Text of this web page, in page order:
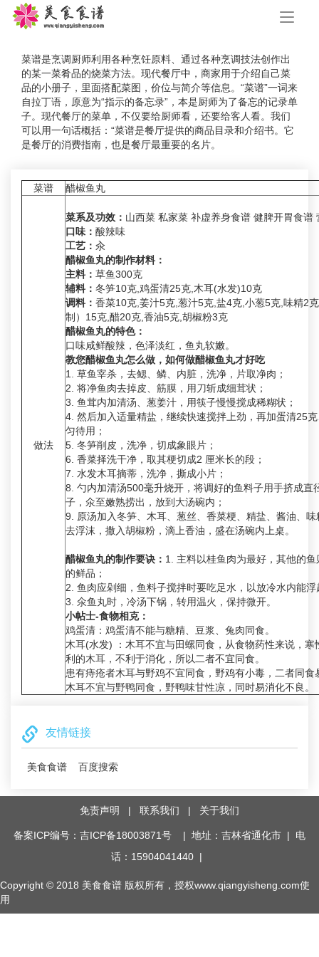
手
菜谱是烹调厨师利用各种烹饪原料、通过各种烹调技法创作出
的某一菜肴品的烧菜方法。现代餐厅中，商家用于介绍自己菜
品的小册子，里面搭配菜图，价位与简介等信息。“菜谱”一词来
自拉丁语，原意为“指示的备忘录”，本是厨师为了备忘的记录单
子。现代餐厅的菜单，不仅要给厨师看，还要给客人看。我们
可以用一句话概括：“菜谱是餐厅提供的商品目录和介绍书。它
是餐厅的消费指南，也是餐厅最重要的名片。
菜谱 醋椒鱼丸
做法
菜系及功效： 山西菜 私家菜 补虚养身食谱 健脾开胃食谱
口味： 酸辣味
工艺： 汆
醋椒鱼丸的制作材料：
主料： 草鱼300克
辅料： 冬笋10克,鸡蛋清25克,木耳(水发)10克
调料： 香菜10克,姜汁5克,葱汁5克,盐4克,小葱5克,味精2
制）15克,醋20克,香油5克,胡椒粉3克
醋椒鱼丸的特色：
口味咸鲜酸辣，色泽淡红，鱼丸软嫩。
教您醋椒鱼丸怎么做，如何做醋椒鱼丸才好吃
1. 草鱼宰杀，去鳃、鳞、内脏，洗净，片取净肉；
2. 将净鱼肉去掉皮、筋膜，用刀斩成细茸状；
3. 鱼茸内加清汤、葱姜汁，用筷子慢慢搅成稀糊状；
4. 然后加入适量精盐，继续快速搅拌上劲，再加蛋清25
匀待用；
5. 冬笋削皮，洗净，切成象眼片；
6. 香菜择洗干净，取其梗切成2 厘米长的段；
7. 水发木耳摘蒂，洗净，撕成小片；
8. 勺内加清汤500毫升烧开，将调好的鱼料子用手挤成直
子，氽至嫩熟捞出，放到大汤碗内；
9. 原汤加入冬笋、木耳、葱丝、香菜梗、精盐、酱油、
去浮沫，撒入胡椒粉，滴上香油，盛在汤碗内上桌。
醋椒鱼丸的制作要诀： 1. 主料以桂鱼肉为最好，其他的
的鲜品；
2. 鱼肉应剁细，鱼料子搅拌时要吃足水，以放冷水内能浮
3. 氽鱼丸时，冷汤下锅，转用温火，保持微开。
小帖士-食物相克：
鸡蛋清：鸡蛋清不能与糖精、豆浆、兔肉同食。
木耳(水发) ：木耳不宜与田螺同食，从食物药性来说，寒
利的木耳，不利于消化，所以二者不宜同食。
患有痔疮者木耳与野鸡不宜同食，野鸡有小毒，二者同食
木耳不宜与野鸭同食，野鸭味甘性凉，同时易消化不良。
友情链接
美食食谱 百度搜索
免责声明 | 联系我们 | 关于我们
备案ICP编号：吉ICP备18003871号 | 地址：吉林省通化市 | 电
话：15904041440 |
Copyright © 2018 美食食谱 版权所有，授权www.qiangyisheng.com使
用